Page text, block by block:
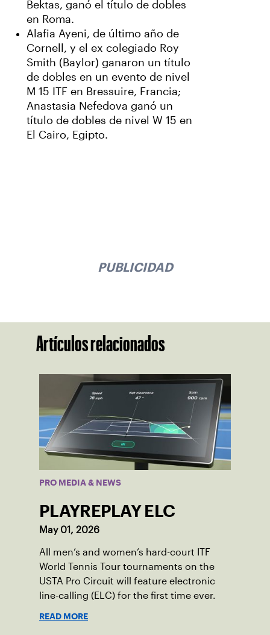
Bektas, ganó el título de dobles
en Roma.
Alafia Ayeni, de último año de
Cornell, y el ex colegiado Roy
Smith (Baylor) ganaron un título
de dobles en un evento de nivel
M 15 ITF en Bressuire, Francia;
Anastasia Nefedova ganó un
título de dobles de nivel W 15 en
El Cairo, Egipto.
PUBLICIDAD
Artículos relacionados
PRO MEDIA & NEWS
PLAYREPLAY ELC
May 01, 2026
All men’s and women’s hard-court ITF
World Tennis Tour tournaments on the
USTA Pro Circuit will feature electronic
line-calling (ELC) for the first time ever.
READ MORE